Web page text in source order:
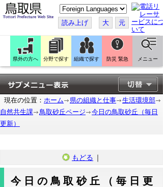
こ
の
ペ
ー
ジ
翻
訳
す
る
読み上げ 大 元
県外の方へ 分野で探す 組織で探す 防災 緊急 メニュー
現在の位置： ホーム 県の組織と仕事
生活環境部
自然共生課
鳥取砂丘ページ
今日の鳥取砂丘（毎日
更新）
もどる ｜
今日の鳥取砂丘（毎日更